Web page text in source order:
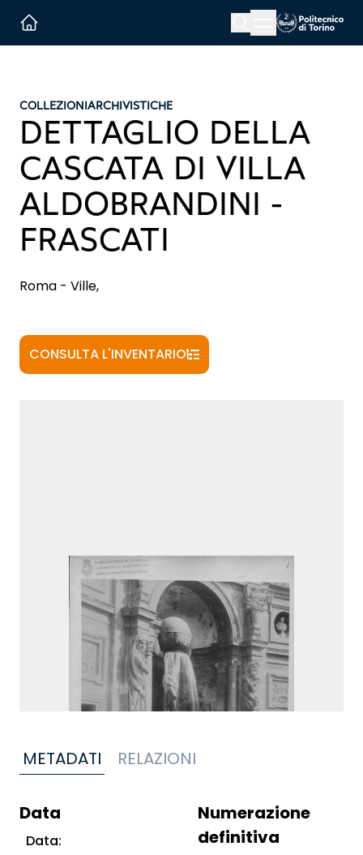
Menu button
COLLEZIONIARCHIVISTICHE
DETTAGLIO DELLA
CASCATA DI VILLA
ALDOBRANDINI -
FRASCATI
Roma - Ville,
CONSULTA L'INVENTARIO
METADATI RELAZIONI
Data
Data:
Numerazione
definitiva